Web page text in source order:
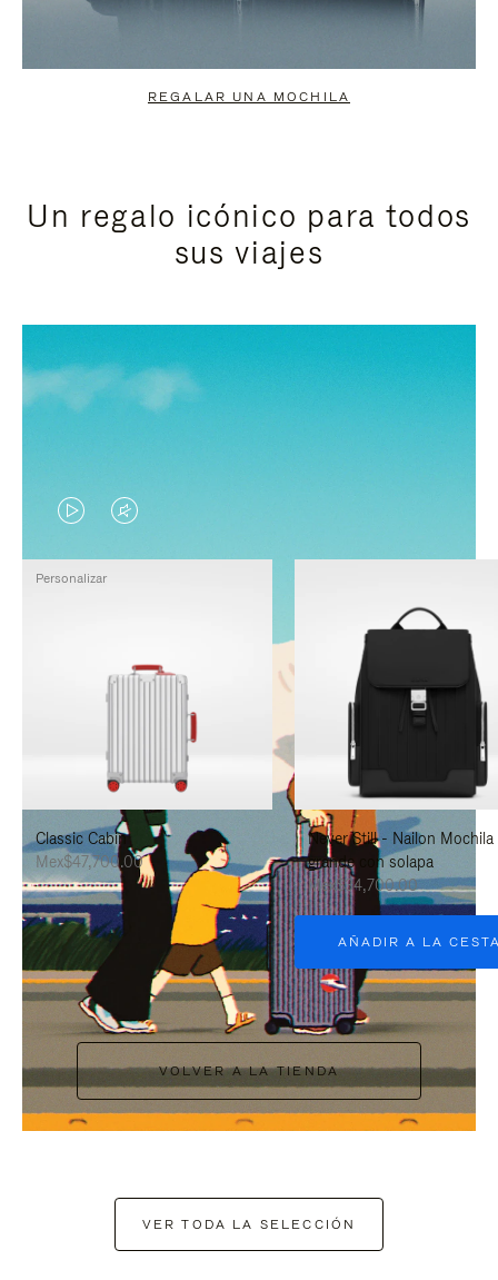
REGALAR UNA MOCHILA
Un regalo icónico para todos
sus viajes
EL
VÍDEO
PAUSADO,
PARA
PAUSARLO.
EL
SONIDO
ESTÁ
DESACTIVADO:
PULSE
PARA
ACTIVARLO.
Classic Cabin
Mex$47,700.00
Personalizar
Never Still - Nailon Mochila
grande con solapa
Mex$34,700.00
AÑADIR A LA
VOLVER A LA TIENDA
VER TODA LA SELECCIÓN